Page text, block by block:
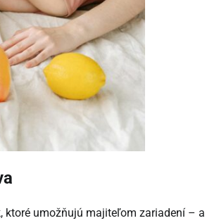
ktoré umožňujú majiteľom zariadení – a